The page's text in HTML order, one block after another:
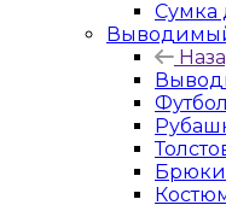
Сумка